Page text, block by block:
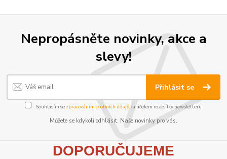
Nepropásněte novinky, akce a
slevy!
Přihlásit se
Souhlasím se zpracováním osobních údajůza účelem rozesílky newsletteru.
Můžete se kdykoli odhlásit. Naše novinky pro vás.
DOPORUČUJEME